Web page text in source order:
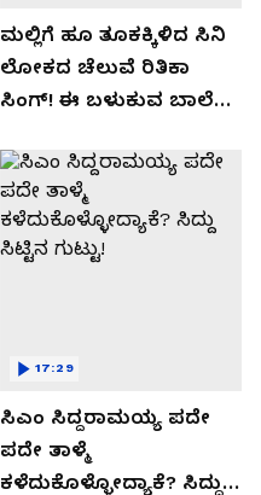
ಮಲ್ಲಿಗೆ ಹೂ ತೂಕಕ್ಕಿಳಿದ ಸಿನಿ
ಲೋಕದ ಚೆಲುವೆ ರಿತಿಕಾ
ಸಿಂಗ್!‌ ಈ ಬಳುಕುವ ಬಾಲೆ
ಸಿಎಂ ಸಿದ್ದರಾಮಯ್ಯ ಪದೇ
ಪದೇ ತಾಳ್ಮೆ
ಕಳೆದುಕೊಳ್ಳೋದ್ಯಾಕೆ? ಸಿದ್ದು
17:29